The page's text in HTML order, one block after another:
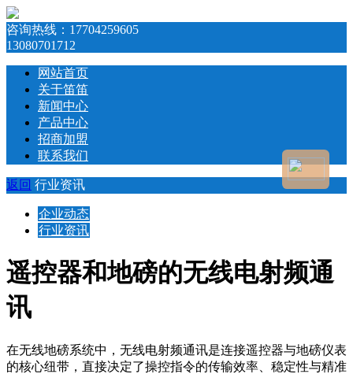
咨询热线： 17704259605
13080701712
网站首页
关于笛笛
新闻中心
产品中心
招商加盟
联系我们
返回 行业资讯
企业动态
行业资讯
遥控器和地磅的无线电射频通
讯
在无线地磅系统中，无线电射频通讯是连接遥控器与地磅仪表
的核心纽带，直接决定了操控指令的传输效率、稳定性与精准